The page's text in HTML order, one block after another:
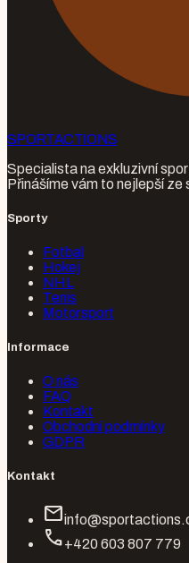
SPORTACTIONS
Specialista na exkluzivní
Přinášíme vám to nejlepší ze
Sporty
Fotbal
Hokej
NHL
Tenis
Motorsport
Informace
O nás
FAQ
Kontakt
Obchodní podmínky
GDPR
Kontakt
mail
call+420 603 807 779